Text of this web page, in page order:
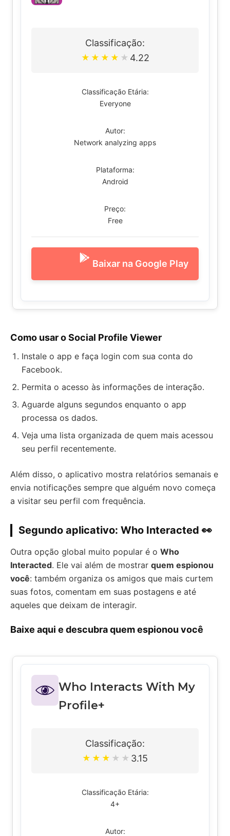
Classificação:
★ ★ ★ ★ ★ 4.22
Classificação Etária:
Everyone
Autor:
Network analyzing apps
Plataforma:
Android
Preço:
Free
Baixar na Google Play
Como usar o Social Profile Viewer
Instale o app e faça login com sua conta do
Facebook.
Permita o acesso às informações de interação.
Aguarde alguns segundos enquanto o app
processa os dados.
Veja uma lista organizada de quem mais acessou
seu perfil recentemente.
Além disso, o aplicativo mostra relatórios semanais e
envia notificações sempre que alguém novo começa
a visitar seu perfil com frequência.
Segundo aplicativo: Who Interacted 👀
Outra opção global muito popular é o Who
Interacted. Ele vai além de mostrar quem espionou
você: também organiza os amigos que mais curtem
suas fotos, comentam em suas postagens e até
aqueles que deixam de interagir.
Baixe aqui e descubra quem espionou você
Who Interacts With My
Profile+
Classificação:
★ ★ ★ ★ ★ 3.15
Classificação Etária:
4+
Autor: